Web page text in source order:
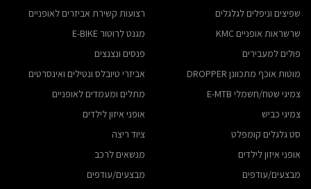
שפיצים וניפלים לגלגלים
שרשראות אופניים KMC
פולים למעבירים
מוטות אוכף מתכוונן DROPPER
צמיגי שטח/חשמלי E-MTB
צמיגי כביש
סט גלגלים קומפלט
אופני איזון לילדים
מבצעים/עודפים
רצועות קשירת אביזרים לאופניים
מגנט לרוטור E-BIKE
פנסים ונצנצים
אביזרי טיובלס ונטילים ואינסרטים
מתלים ומעמדים לאופניים
אופני איזון לילדים
ציוד ריצה
מנשאים לרכב
מבצעים/עודפים